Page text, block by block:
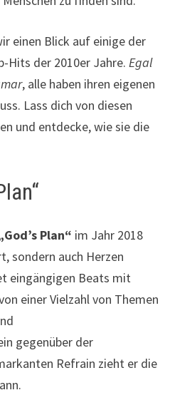
einen Blick auf einige der
Hits der 2010er Jahre. Egal
, alle haben ihren eigenen
Lass dich von diesen
und entdecke, wie sie die
Plan“ im Jahr 2018
sondern auch Herzen
eingängigen Beats mit
einer Vielzahl von Themen
gegenüber der
Refrain zieht er die